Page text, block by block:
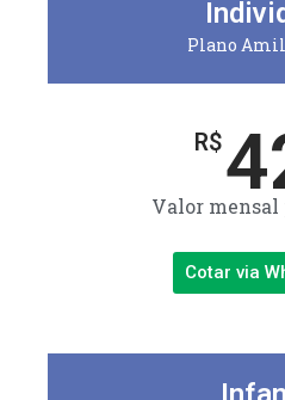
Plano
R$
Valor mensal
Cotar via